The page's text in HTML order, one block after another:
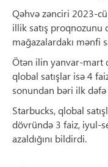
Qəhvə zənciri 2023-
illik satış proqnozunu
mağazalardakı mənfi
Ötən ilin yanvar-mart
qlobal satışlar isə 4
sonundan bəri ilk dəfə
Starbucks, qlobal
dövründə 3 faiz, iyul-
azaldığını bildirdi.